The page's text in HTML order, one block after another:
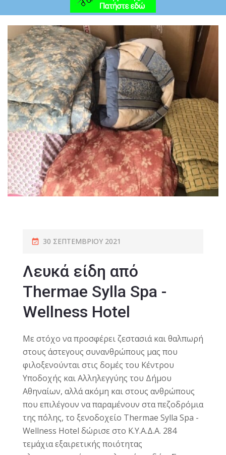
30 ΣΕΠΤΕΜΒΡΊΟΥ 2021
Λευκά είδη από
Thermae Sylla Spa -
Wellness Hotel
Με στόχο να προσφέρει ζεστασιά και θαλπωρή
στους άστεγους συνανθρώπους μας που
φιλοξενούνται στις δομές του Κέντρου
Υποδοχής και Αλληλεγγύης του Δήμου
Αθηναίων, αλλά ακόμη και στους ανθρώπους
που επιλέγουν να παραμένουν στα πεζοδρόμια
της πόλης, το ξενοδοχείο Thermae Sylla Spa -
Wellness Hotel δώρισε στο Κ.Υ.Α.Δ.Α. 284
τεμάχια εξαιρετικής ποιότητας